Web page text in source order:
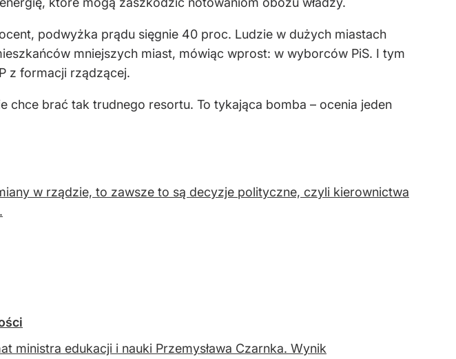
podwyżka prądu sięgnie 40 proc. Ludzie w dużych miastach
mniejszych miast, mówiąc wprost: w wyborców PiS. I tym
z formacji rządzącej.
chce brać tak trudnego resortu. To tykająca bomba – ocenia jeden
w rządzie, to zawsze to są decyzje polityczne, czyli kierownictwa
ministra edukacji i nauki Przemysława Czarnka. Wynik